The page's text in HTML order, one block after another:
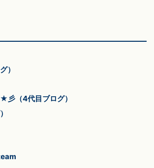
）
彡（4代目ブログ）